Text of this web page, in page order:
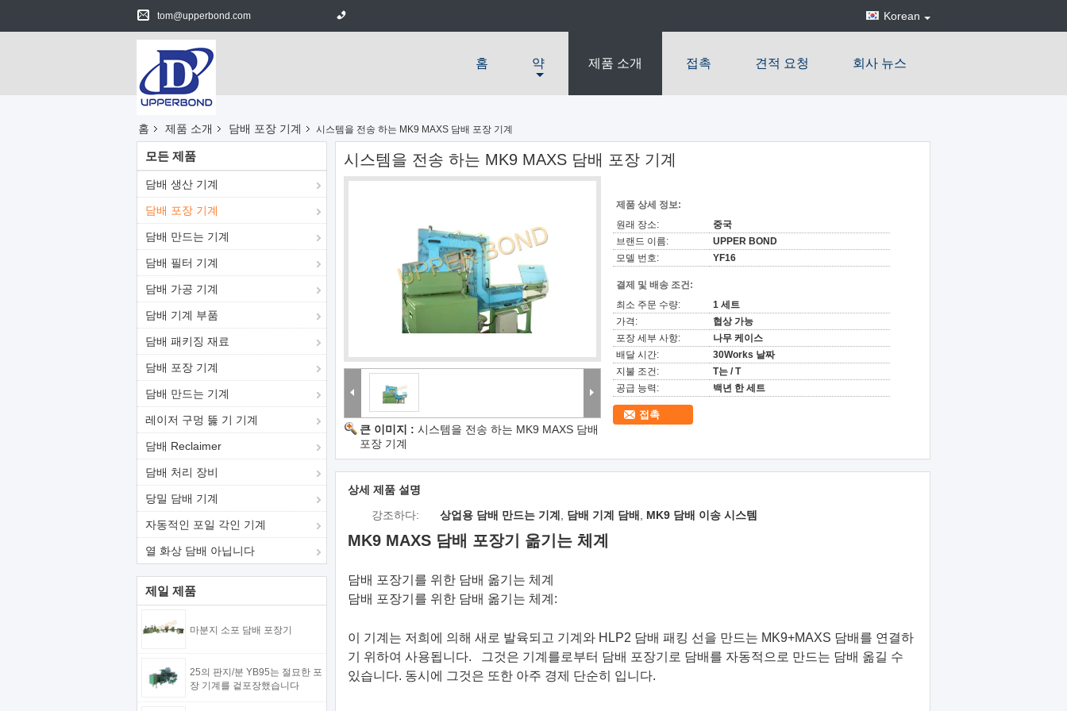
tom@upperbond.com Korean
홈 약 제품 소개 접촉 견적 요청 회사 뉴스
홈 제품 소개 담배 포장 기계 시스템을 전송 하는 MK9 MAXS 담배 포장 기계
모든 제품
담배 생산 기계
담배 포장 기계
담배 만드는 기계
담배 필터 기계
담배 가공 기계
담배 기계 부품
담배 패키징 재료
담배 포장 기계
담배 만드는 기계
레이저 구멍 뚫 기 기계
담배 Reclaimer
담배 처리 장비
당밀 담배 기계
자동적인 포일 각인 기계
열 화상 담배 아닙니다
제일 제품
마분지 소포 담배 포장기
25의 판지/분 YB95는 절묘한 포
장 기계를 겉포장했습니다
시스템을 전송 하는 MK9 MAXS 담배 포장 기계
큰 이미지 : 시스템을 전송 하는 MK9 MAXS 담배
포장 기계
제품 상세 정보:
원래 장소:
중국
브랜드 이름:
UPPER BOND
모델 번호:
YF16
결제 및 배송 조건:
최소 주문 수량:
1 세트
가격:
협상 가능
포장 세부 사항:
나무 케이스
배달 시간:
30Works 날짜
지불 조건:
T는 / T
공급 능력:
백년 한 세트
접촉
상세 제품 설명
강조하다:
상업용 담배 만드는 기계 담배 기계 담배 MK9 담배 이송 시스템
MK9 MAXS 담배 포장기 옮기는 체계
담배 포장기를 위한 담배 옮기는 체계
담배 포장기를 위한 담배 옮기는 체계:
이 기계는 저희에 의해 새로 발육되고 기계와 HLP2 담배 패킹 선을 만드는 MK9+MAXS 담배를 연결하
기 위하여 사용됩니다. 그것은 기계를로부터 담배 포장기로 담배를 자동적으로 만드는 담배 옮길 수
있습니다. 동시에 그것은 또한 아주 경제 단순히 입니다.